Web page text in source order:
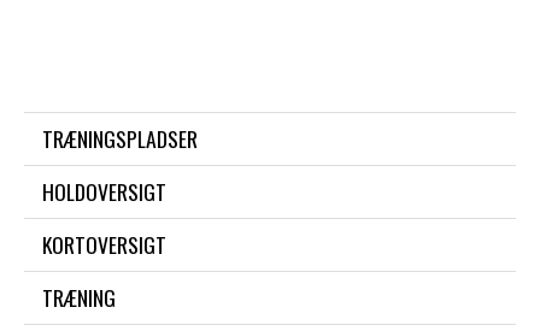
TRÆNINGSPLADSER
HOLDOVERSIGT
KORTOVERSIGT
TRÆNING